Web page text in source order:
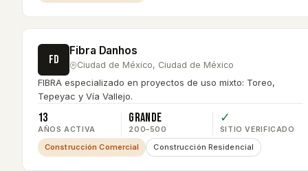
FD
Fibra Danhos
Ciudad de México, Ciudad de México
FIBRA especializado en proyectos de uso mixto: Toreo,
Tepeyac y Vía Vallejo.
13
AÑOS ACTIVA
Grande
200–500
✓
SITIO VERIFICADO
Construcción Comercial Construcción Residencial